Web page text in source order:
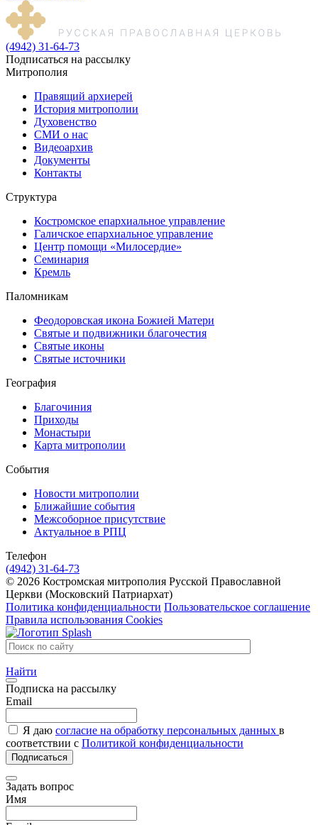
(4942) 31-64-73
Подписаться на рассылку
Митрополия
Правящий архиерей
История митрополии
Духовенство
СМИ о нас
Видеоархив
Документы
Контакты
Структура
Костромское епархиальное управление
Галичское епархиальное управление
Центр помощи «Милосердие»
Семинария
Кремль
Паломникам
Феодоровская икона Божией Матери
Святые и подвижники благочестия
Святые иконы
Святые источники
География
Благочиния
Приходы
Монастыри
Карта митрополии
События
Новости митрополии
Ближайшие события
Межсоборное присутствие
Актуальное в РПЦ
Телефон
(4942) 31-64-73
© 2026 Костромская митрополия Русской Православной
Церкви (Московский Патриархат)
Политика конфиденциальности Пользовательское соглашение
Правила использования Cookies
Найти
Подписка на рассылку
Email
Я даю согласие на обработку персональных данных в
соответствии с Политикой конфиденциальности
Подписаться
Задать вопрос
Имя